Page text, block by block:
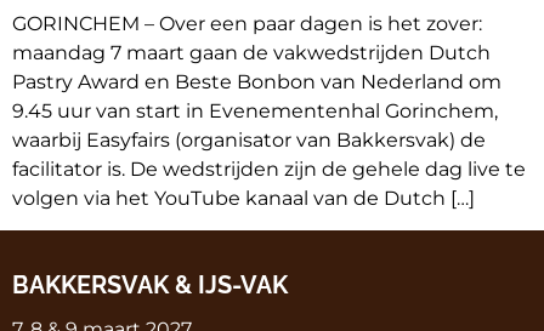
GORINCHEM – Over een paar dagen is het zover:
maandag 7 maart gaan de vakwedstrijden Dutch
Pastry Award en Beste Bonbon van Nederland om
9.45 uur van start in Evenementenhal Gorinchem,
waarbij Easyfairs (organisator van Bakkersvak) de
facilitator is. De wedstrijden zijn de gehele dag live te
volgen via het YouTube kanaal van de Dutch […]
BAKKERSVAK & IJS-VAK